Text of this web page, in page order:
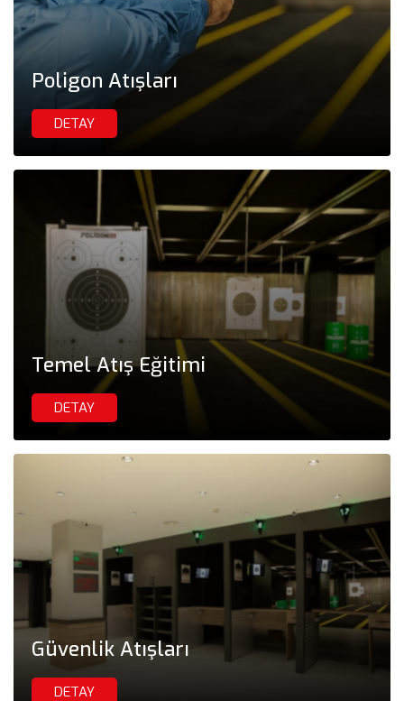
Poligon Atışları
DETAY
Temel Atış Eğitimi
DETAY
Güvenlik Atışları
DETAY